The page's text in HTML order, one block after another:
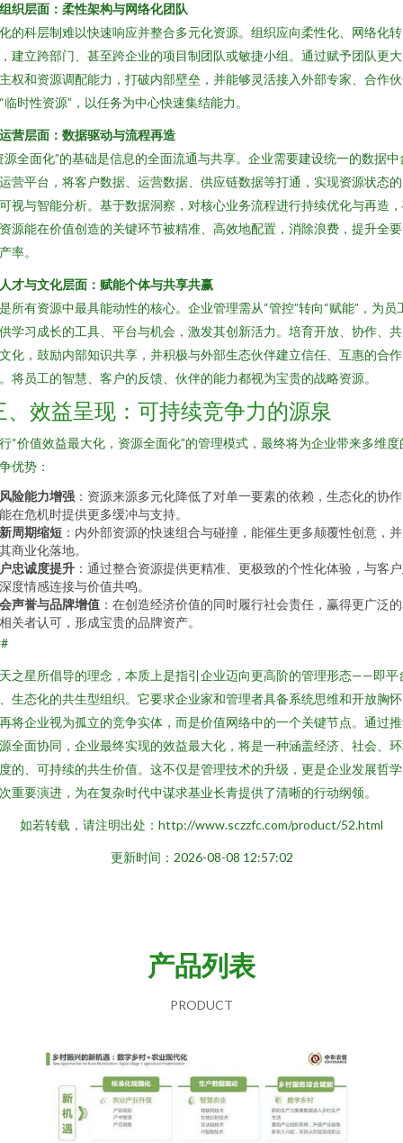
织层面：柔性架构与网络化团队
的科层制难以快速响应并整合多元化资源。组织应向柔性化、网络化转
建立跨部门、甚至跨企业的项目制团队或敏捷小组。通过赋予团队更
权和资源调配能力，打破内部壁垒，并能够灵活接入外部专家、合作
临时性资源”，以任务为中心快速集结能力。
营层面：数据驱动与流程再造
源全面化”的基础是信息的全面流通与共享。企业需要建设统一的数据中
营平台，将客户数据、运营数据、供应链数据等打通，实现资源状态
视与智能分析。基于数据洞察，对核心业务流程进行持续优化与再造
源能在价值创造的关键环节被精准、高效地配置，消除浪费，提升全
率。
才与文化层面：赋能个体与共享共赢
所有资源中最具能动性的核心。企业管理需从“管控”转向“赋能”，为员
学习成长的工具、平台与机会，激发其创新活力。培育开放、协作、
化，鼓励内部知识共享，并积极与外部生态伙伴建立信任、互惠的合
将员工的智慧、客户的反馈、伙伴的能力都视为宝贵的战略资源。
、效益呈现：可持续竞争力的源泉
“价值效益最大化，资源全面化”的管理模式，最终将为企业带来多维度
优势：
险能力增强 ：资源来源多元化降低了对单一要素的依赖，生态化的协
在危机时提供更多缓冲与支持。
周期缩短 ：内外部资源的快速组合与碰撞，能催生更多颠覆性创意，
商业化落地。
忠诚度提升 ：通过整合资源提供更精准、更极致的个性化体验，与客
度情感连接与价值共鸣。
声誉与品牌增值 ：在创造经济价值的同时履行社会责任，赢得更广泛
关者认可，形成宝贵的品牌资产。
之星所倡导的理念，本质上是指引企业迈向更高阶的管理形态——即平
生态化的共生型组织。它要求企业家和管理者具备系统思维和开放胸
将企业视为孤立的竞争实体，而是价值网络中的一个关键节点。通过
全面协同，企业最终实现的效益最大化，将是一种涵盖经济、社会、
的、可持续的共生价值。这不仅是管理技术的升级，更是企业发展哲
重要演进，为在复杂时代中谋求基业长青提供了清晰的行动纲领。
如若转载，请注明出处：http://www.sczzfc.com/product/52.html
更新时间：2026-08-08 12:57:02
产品列表
PRODUCT